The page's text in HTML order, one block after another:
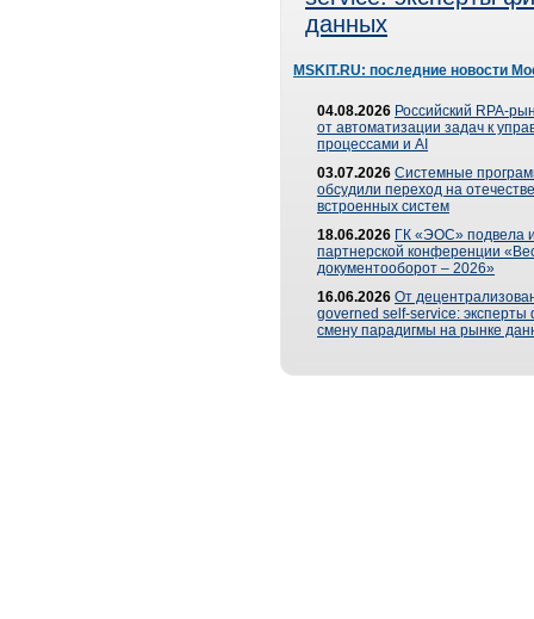
данных
MSKIT.RU: последние новости
04.08.2026 Российский RPA-
от автоматизации задач к
процессами и AI
03.07.2026 Системные
обсудили переход на
встроенных систем
18.06.2026 ГК «ЭОС» подвела
партнерской конференции
документооборот – 2026»
16.06.2026 От
governed self-service: эксперты
смену парадигмы на рынке